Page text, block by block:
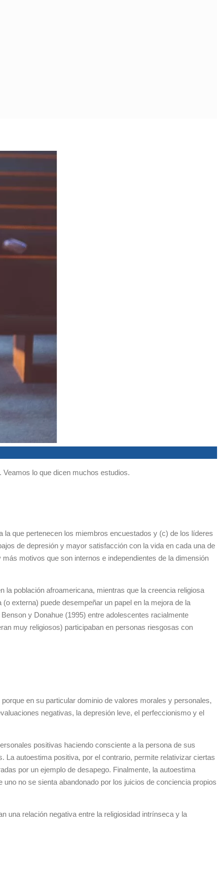
lo que dicen muchos estudios.
que pertenecen los miembros encuestados y (c) de los líderes
de depresión y mayor satisfacción con la vida en cada una de
motivos que son internos e independientes de la dimensión
la población afroamericana, mientras que la creencia religiosa
externa) puede desempeñar un papel en la mejora de la
y Donahue (1995) entre adolescentes racialmente
muy religiosos) participaban en personas riesgosas con
en su particular dominio de valores morales y personales,
negativas, la depresión leve, el perfeccionismo y el
positivas haciendo consciente a la persona de sus
La autoestima positiva, por el contrario, permite relativizar ciertas
por un ejemplo de desapego. Finalmente, la autoestima
no se sienta abandonado por los juicios de conciencia propios
una relación negativa entre la religiosidad intrínseca y la